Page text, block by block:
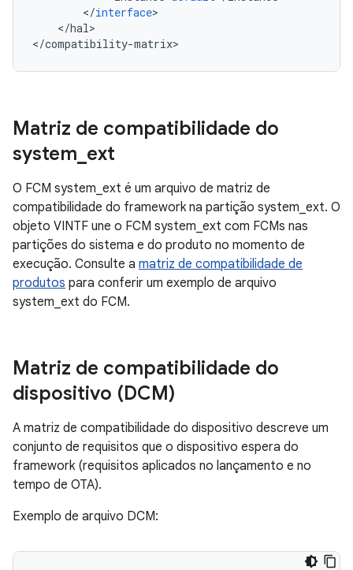
</interface>
</hal>
</compatibility-matrix>
Matriz de compatibilidade do
system ext
O FCM system_ext é um arquivo de matriz de
compatibilidade do framework na partição system_ext. O
objeto VINTF une o FCM system_ext com FCMs nas
partições do sistema e do produto no momento de
execução. Consulte a matriz de compatibilidade de
produtos para conferir um exemplo de arquivo
system_ext do FCM.
Matriz de compatibilidade do
dispositivo (DCM)
A matriz de compatibilidade do dispositivo descreve um
conjunto de requisitos que o dispositivo espera do
framework (requisitos aplicados no lançamento e no
tempo de OTA).
Exemplo de arquivo DCM: